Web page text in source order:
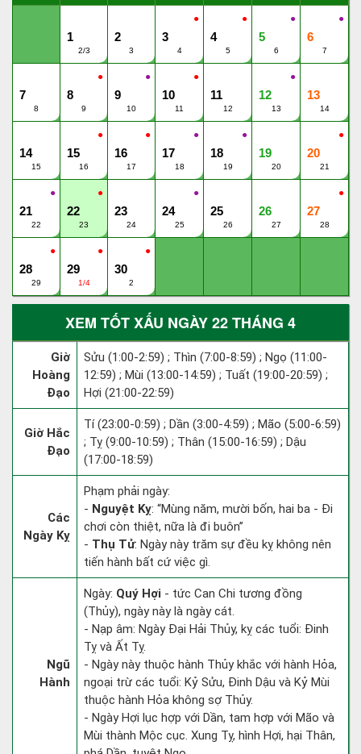
1
2/3
2
3
●
3
4
●
4
5
●
5
6
●
6
7
7
8
●
8
9
●
9
10
●
10
11
11
12
●
12
13
13
14
14
15
●
15
16
●
16
17
●
17
18
●
18
19
19
20
●
20
21
●
21
22
●
22
23
23
24
●
24
25
25
26
26
27
●
27
28
●
28
29
●
29
1/4
●
30
2
XEM TỐT XẤU NGÀY 22 THÁNG 4
Giờ
Hoàng
Đạo
Sửu (1:00-2:59) ; Thìn (7:00-8:59) ; Ngọ (11:00-
12:59) ; Mùi (13:00-14:59) ; Tuất (19:00-20:59) ;
Hợi (21:00-22:59)
Giờ Hắc
Đạo
Tí (23:00-0:59) ; Dần (3:00-4:59) ; Mão (5:00-6:59)
; Tỵ (9:00-10:59) ; Thân (15:00-16:59) ; Dậu
(17:00-18:59)
Các
Ngày Kỵ
Phạm phải ngày:
- Nguyệt Kỵ: “Mùng năm, mười bốn, hai ba - Đi
chơi còn thiệt, nữa là đi buôn”
- Thụ Tử: Ngày này trăm sự đều kỵ không nên
tiến hành bất cứ việc gì.
Ngũ
Hành
Ngày: Quý Hợi - tức Can Chi tương đồng
(Thủy), ngày này là ngày cát.
- Nạp âm: Ngày Đại Hải Thủy, kỵ các tuổi: Đinh
Tỵ và Ất Tỵ.
- Ngày này thuộc hành Thủy khắc với hành Hỏa,
ngoại trừ các tuổi: Kỷ Sửu, Đinh Dậu và Kỷ Mùi
thuộc hành Hỏa không sợ Thủy.
- Ngày Hợi lục hợp với Dần, tam hợp với Mão và
Mùi thành Mộc cục. Xung Tỵ, hình Hợi, hại Thân,